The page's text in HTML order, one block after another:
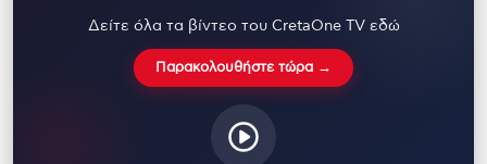
Δείτε όλα τα βίντεο του CretaOne TV εδώ
Παρακολουθήστε τώρα →